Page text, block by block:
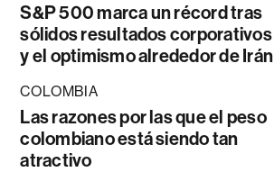
S&P 500 marca un récord tras
sólidos resultados corporativos
y el optimismo alrededor de Irán
COLOMBIA
Las razones por las que el peso
colombiano está siendo tan
atractivo